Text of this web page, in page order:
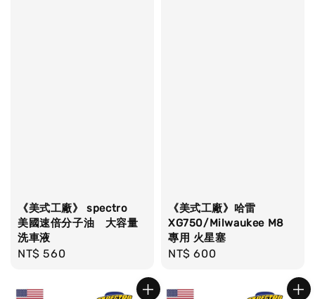
《美式工廠》 spectro
美國速倍分子油 大容量
洗車液
Regular
NT$ 560
《美式工廠》哈雷
XG750/Milwaukee M8
專用 火星塞
Regular
NT$ 600